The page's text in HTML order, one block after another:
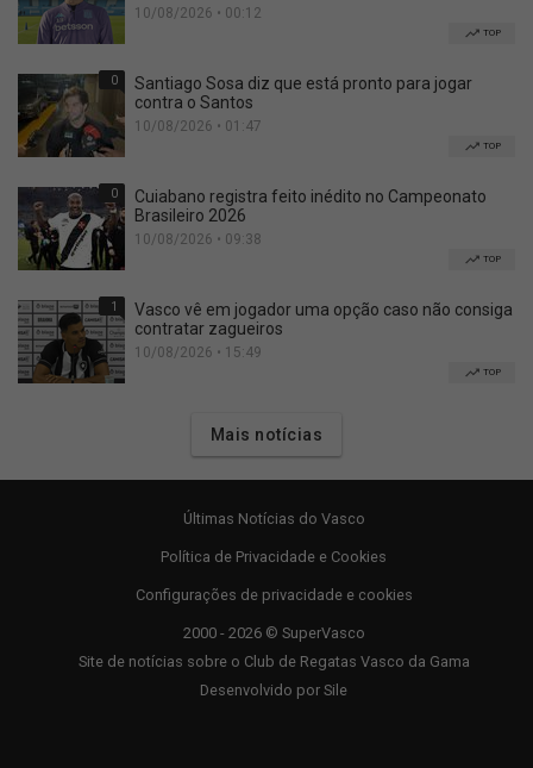
10/08/2026 • 00:12
TOP
0
Santiago Sosa diz que está pronto para jogar
contra o Santos
10/08/2026 • 01:47
TOP
0
Cuiabano registra feito inédito no Campeonato
Brasileiro 2026
10/08/2026 • 09:38
TOP
1
Vasco vê em jogador uma opção caso não consiga
contratar zagueiros
10/08/2026 • 15:49
TOP
Mais notícias
Últimas Notícias do Vasco
Política de Privacidade e Cookies
Configurações de privacidade e cookies
2000 - 2026 © SuperVasco
Site de notícias sobre o Club de Regatas Vasco da Gama
Desenvolvido por Sile